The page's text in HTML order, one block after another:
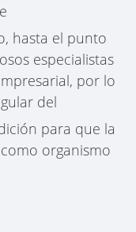
hasta el punto
especialistas
por lo
del
para que la
organismo